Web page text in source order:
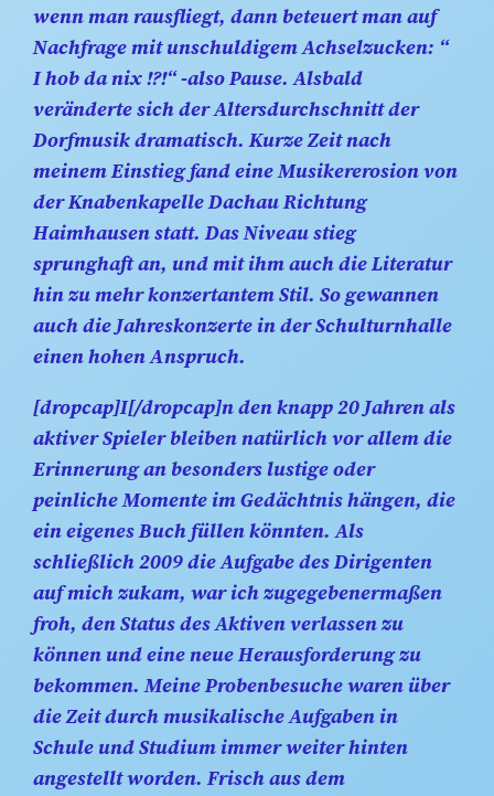
wenn man rausfliegt, dann beteuert man auf
Nachfrage mit unschuldigem Achselzucken: “
I hob da nix !?!“ -also Pause. Alsbald
veränderte sich der Altersdurchschnitt der
Dorfmusik dramatisch. Kurze Zeit nach
meinem Einstieg fand eine Musikererosion von
der Knabenkapelle Dachau Richtung
Haimhausen statt. Das Niveau stieg
sprunghaft an, und mit ihm auch die Literatur
hin zu mehr konzertantem Stil. So gewannen
auch die Jahreskonzerte in der Schulturnhalle
einen hohen Anspruch.
[dropcap]I[/dropcap]n den knapp 20 Jahren als
aktiver Spieler bleiben natürlich vor allem die
Erinnerung an besonders lustige oder
peinliche Momente im Gedächtnis hängen, die
ein eigenes Buch füllen könnten. Als
schließlich 2009 die Aufgabe des Dirigenten
auf mich zukam, war ich zugegebenermaßen
froh, den Status des Aktiven verlassen zu
können und eine neue Herausforderung zu
bekommen. Meine Probenbesuche waren über
die Zeit durch musikalische Aufgaben in
Schule und Studium immer weiter hinten
angestellt worden. Frisch aus dem